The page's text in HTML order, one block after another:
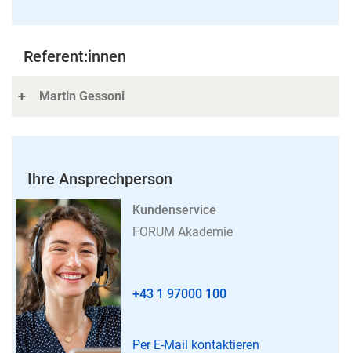
Referent:innen
Martin Gessoni
Ihre Ansprechperson
Kundenservice
FORUM Akademie
+43 1 97000 100
Per E-Mail kontaktieren